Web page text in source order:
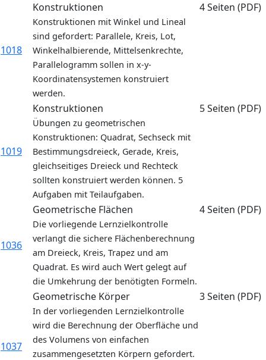
1018
Konstruktionen
Konstruktionen mit Winkel und Lineal
sind gefordert: Parallele, Kreis, Lot,
Winkelhalbierende, Mittelsenkrechte,
Parallelogramm sollen in x-y-
Koordinatensystemen konstruiert
werden.
4 Seiten (PDF)
1019
Konstruktionen
Übungen zu geometrischen
Konstruktionen: Quadrat, Sechseck mit
Bestimmungsdreieck, Gerade, Kreis,
gleichseitiges Dreieck und Rechteck
sollten konstruiert werden können. 5
Aufgaben mit Teilaufgaben.
5 Seiten (PDF)
1036
Geometrische Flächen
Die vorliegende Lernzielkontrolle
verlangt die sichere Flächenberechnung
am Dreieck, Kreis, Trapez und am
Quadrat. Es wird auch Wert gelegt auf
die Umkehrung der benötigten Formeln.
4 Seiten (PDF)
1037
Geometrische Körper
In der vorliegenden Lernzielkontrolle
wird die Berechnung der Oberfläche und
des Volumens von einfachen
zusammengesetzten Körpern gefordert.
3 Seiten (PDF)